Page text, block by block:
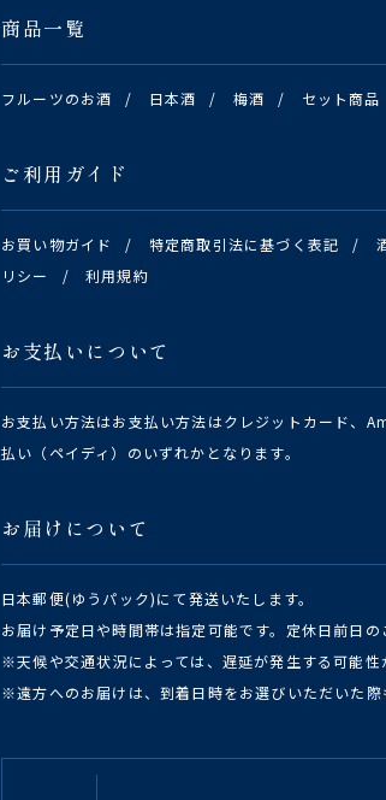
商品一覧
フルーツのお酒 / 日本酒 / 梅酒 / セット商品
ご利用ガイド
お買い物ガイド / 特定商取引法に基づく表記 /
リシー
/ 利用規約
お支払いについて
お支払い方法はお支払い方法はクレジットカード、
払い（ペイディ）のいずれかとなります。
お届けについて
日本郵便(ゆうパック)にて発送いたします。
お届け予定日や時間帯は指定可能です。定休日前日
※天候や交通状況によっては、遅延が発生する可能性
※遠方へのお届けは、到着日時をお選びいただいた際